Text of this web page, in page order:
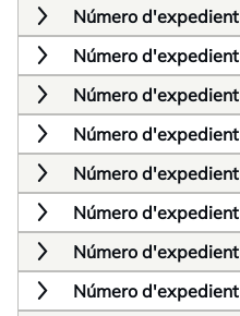
Número d'expedient
Número d'expedient
Número d'expedient
Número d'expedient
Número d'expedient
Número d'expedient
Número d'expedient
Número d'expedient